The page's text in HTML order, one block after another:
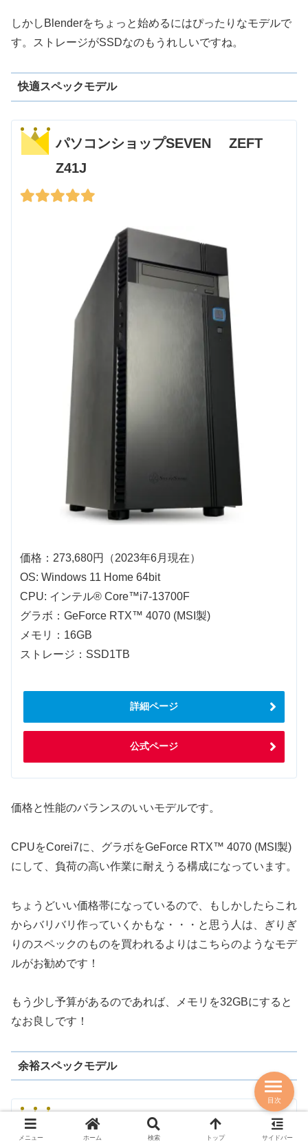
しかしBlenderをちょっと始めるにはぴったりなモデルで
す。ストレージがSSDなのもうれしいですね。
快適スペックモデル
パソコンショップSEVEN ZEFT
Z41J
価格：273,680円（2023年6月現在）
OS: Windows 11 Home 64bit
CPU: インテル® Core™i7-13700F
グラボ：GeForce RTX™ 4070 (MSI製)
メモリ：16GB
ストレージ：SSD1TB
詳細ページ
公式ページ
価格と性能のバランスのいいモデルです。
CPUをCorei7に、グラボをGeForce RTX™ 4070 (MSI製)
にして、負荷の高い作業に耐えうる構成になっています。
ちょうどいい価格帯になっているので、もしかしたらこれ
からバリバリ作っていくかもな・・・と思う人は、ぎりぎ
りのスペックのものを買われるよりはこちらのようなモデ
ルがお勧めです！
もう少し予算があるのであれば、メモリを32GBにすると
なお良しです！
余裕スペックモデル
Frontier FRGHZ790/C
メニュー ホーム 検索 トップ サイドバー
目次